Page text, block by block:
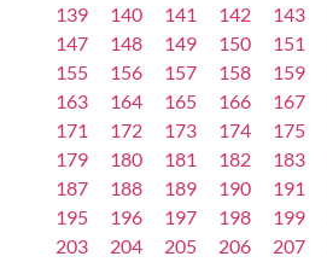
139
140 141 142 143
147
148 149 150 151
155
156 157 158 159
163
164 165 166 167
171
172 173 174 175
179
180 181 182 183
187
188 189 190 191
195
196 197 198 199
203
204 205 206 207